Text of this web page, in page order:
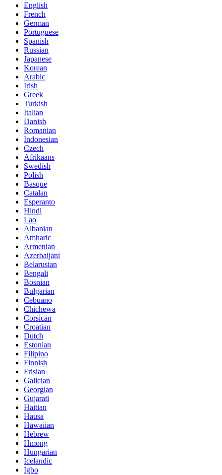
English
French
German
Portuguese
Spanish
Russian
Japanese
Korean
Arabic
Irish
Greek
Turkish
Italian
Danish
Romanian
Indonesian
Czech
Afrikaans
Swedish
Polish
Basque
Catalan
Esperanto
Hindi
Lao
Albanian
Amharic
Armenian
Azerbaijani
Belarusian
Bengali
Bosnian
Bulgarian
Cebuano
Chichewa
Corsican
Croatian
Dutch
Estonian
Filipino
Finnish
Frisian
Galician
Georgian
Gujarati
Haitian
Hausa
Hawaiian
Hebrew
Hmong
Hungarian
Icelandic
Igbo